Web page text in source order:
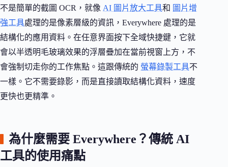
不是簡單的截圖 OCR，就像 AI 圖片放大工具和 圖片增
強工具處理的是像素層級的資訊，Everywhere 處理的是
結構化的應用資料。在任意界面按下全域快捷鍵，它就
會以半透明毛玻璃效果的浮層疊加在當前視窗上方，不
會強制切走你的工作焦點。這跟傳統的 螢幕錄製工具不
一樣。它不需要錄影，而是直接讀取結構化資料，速度
更快也更精準。
為什麼需要 Everywhere？傳統 AI
工具的使用痛點